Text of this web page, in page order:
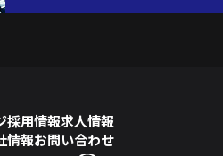
採用情報求人情報
情報お問い合わせ